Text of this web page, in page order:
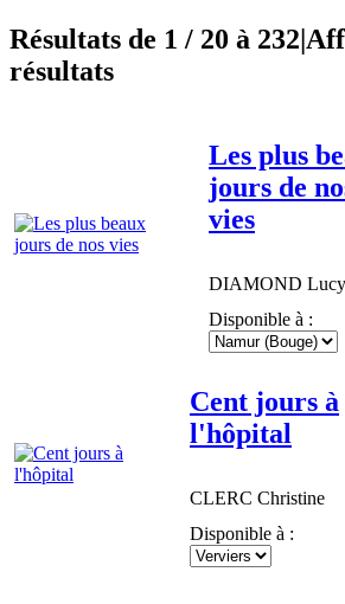
Résultats de 1 / 20 à 232
résultats
Les plus
jours de
vies
DIAMOND Lucy
Disponible à :
Cent jours à
l'hôpital
CLERC Christine
Disponible à :